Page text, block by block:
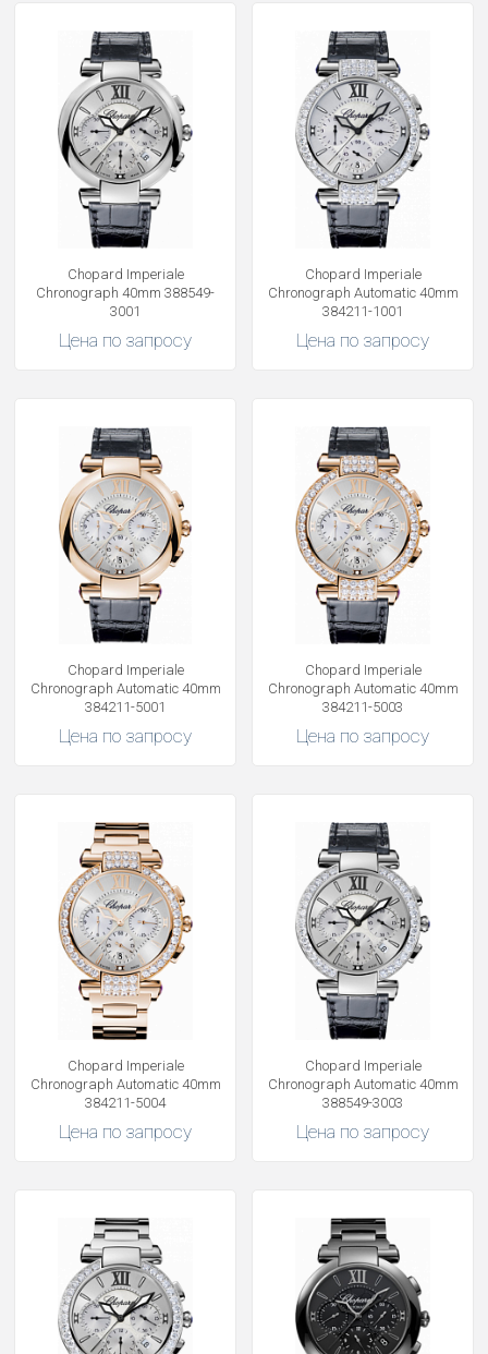
Chopard Imperiale
Chronograph 40mm 388549-
3001
Цена по запросу
Chopard Imperiale
Chronograph Automatic 40mm
384211-1001
Цена по запросу
Chopard Imperiale
Chronograph Automatic 40mm
384211-5001
Цена по запросу
Chopard Imperiale
Chronograph Automatic 40mm
384211-5003
Цена по запросу
Chopard Imperiale
Chronograph Automatic 40mm
384211-5004
Цена по запросу
Chopard Imperiale
Chronograph Automatic 40mm
388549-3003
Цена по запросу